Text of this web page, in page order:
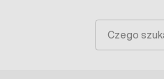
Szukaj